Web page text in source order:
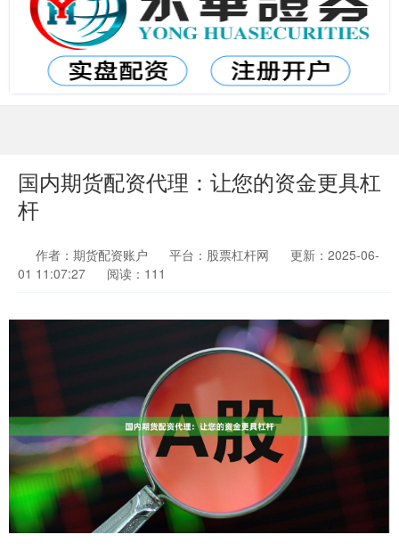
国内期货配资代理：让您的资金更具杠
杆
作者：期货配资账户 平台：股票杠杆网
更新：2025-06-
01 11:07:27
阅读：111